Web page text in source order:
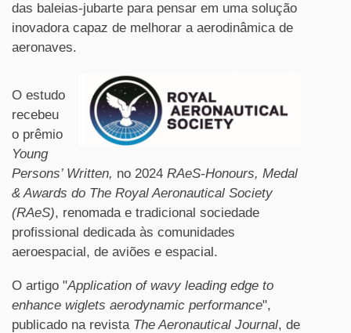
das baleias-jubarte para pensar em uma solução
inovadora capaz de melhorar a aerodinâmica de
aeronaves.
O estudo
recebeu
o prêmio
Young
Persons’ Written, no 2024 RAeS-Honours, Medal
& Awards do The Royal Aeronautical Society
(RAeS), renomada e tradicional sociedade
profissional dedicada às comunidades
aeroespacial, de aviões e espacial.
O artigo "Application of wavy leading edge to
enhance wiglets aerodynamic performance",
publicado na revista The Aeronautical Journal, de